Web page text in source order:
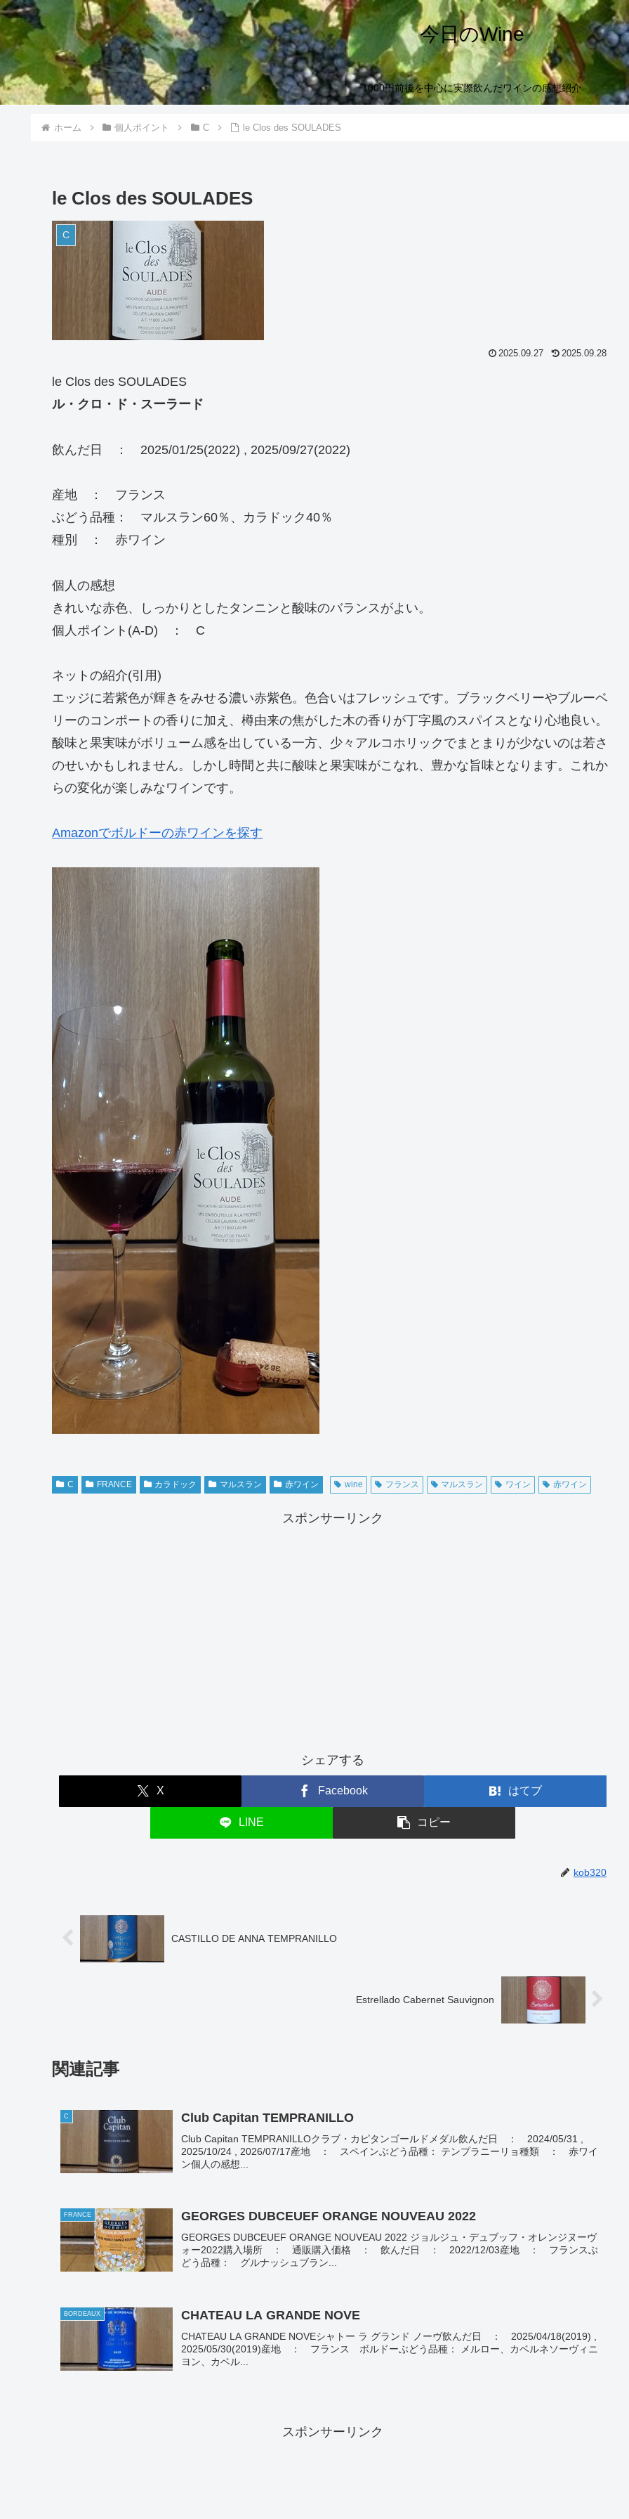
今日のWine
1000円前後を中心に実際飲んだワインの感想紹介
ホーム 個人ポイント C le Clos des SOULADES
le Clos des SOULADES
C
2025.09.27 2025.09.28
le Clos des SOULADES
ル・クロ・ド・スーラード
飲んだ日 ： 2025/01/25(2022) , 2025/09/27(2022)
産地 ： フランス
ぶどう品種： マルスラン60％、カラドック40％
種別 ： 赤ワイン
個人の感想
きれいな赤色、しっかりとしたタンニンと酸味のバランスがよい。
個人ポイント(A-D) ： C
ネットの紹介(引用)
エッジに若紫色が輝きをみせる濃い赤紫色。色合いはフレッシュです。ブラックベリーやブルーベ
リーのコンポートの香りに加え、樽由来の焦がした木の香りが丁字風のスパイスとなり心地良い。
酸味と果実味がボリューム感を出している一方、少々アルコホリックでまとまりが少ないのは若さ
のせいかもしれません。しかし時間と共に酸味と果実味がこなれ、豊かな旨味となります。これか
らの変化が楽しみなワインです。
Amazonでボルドーの赤ワインを探す
C FRANCE カラドック マルスラン 赤ワイン wine フランス マルスラン ワイン 赤ワイン
スポンサーリンク
シェアする
X Facebook はてブ
LINE コピー
kob320
CASTILLO DE ANNA TEMPRANILLO
Estrellado Cabernet Sauvignon
関連記事
C Club Capitan TEMPRANILLO
Club Capitan TEMPRANILLOクラブ・カピタンゴールドメダル飲んだ日 ： 2024/05/31 ,
2025/10/24 , 2026/07/17産地 ： スペインぶどう品種： テンプラニーリョ種類 ： 赤ワイ
ン個人の感想...
FRANCE GEORGES DUBCEUEF ORANGE NOUVEAU 2022
GEORGES DUBCEUEF ORANGE NOUVEAU 2022 ジョルジュ・デュブッフ・オレンジヌーヴ
ォー2022購入場所 ： 通販購入価格 ： 飲んだ日 ： 2022/12/03産地 ： フランスぶ
どう品種： グルナッシュブラン...
BORDEAUX CHATEAU LA GRANDE NOVE
CHATEAU LA GRANDE NOVEシャトー ラ グランド ノーヴ飲んだ日 ： 2025/04/18(2019) ,
2025/05/30(2019)産地 ： フランス ボルドーぶどう品種： メルロー、カベルネソーヴィニ
ヨン、カベル...
スポンサーリンク